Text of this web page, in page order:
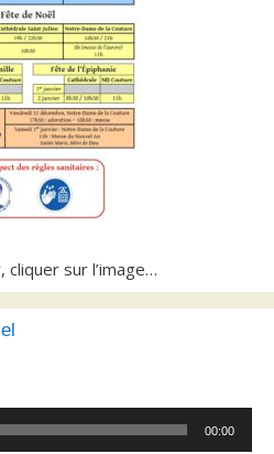
cliquer sur l’image…
00:00